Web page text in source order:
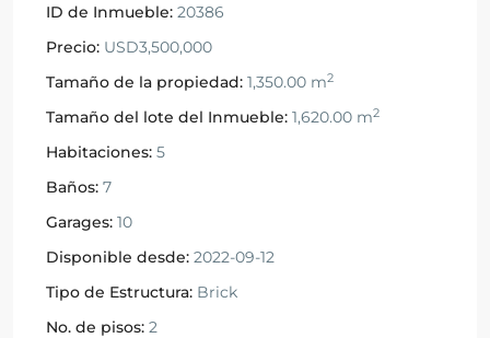
ID de Inmueble: 20386
Precio: USD3,500,000
Tamaño de la propiedad: 1,350.00 m2
Tamaño del lote del Inmueble: 1,620.00 m2
Habitaciones: 5
Baños: 7
Garages: 10
Disponible desde: 2022-09-12
Tipo de Estructura: Brick
No. de pisos: 2